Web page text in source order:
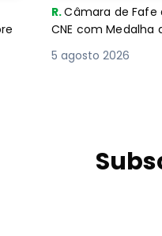
R.Câmara de Fafe
CNE com
5 agosto 2026